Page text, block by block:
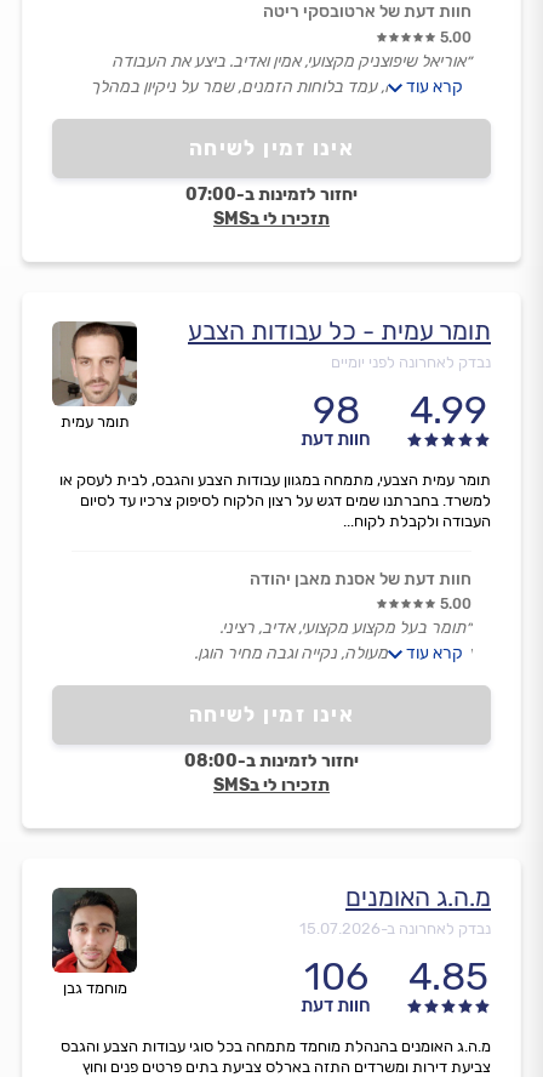
אינו זמין לשיחה
יחזור לזמינות ב-07:00
תזכירו לי בSMS
חוות דעת של ארטובסקי ריטה
5.00
״אוריאל שיפוצניק מקצועי, אמין ואדיב. ביצע את העבודה
ברמה גבוהה, עמד בלוחות הזמנים, שמר על ניקיון במהלך
והמחיר היה הוגן. ממליץ עליו בחום לכל מי שמחפש בעל
קרא עוד
תומר עמית
תומר עמית - כל עבודות הצבע
נבדק לאחרונה לפני יומיים
4.99
98
חוות דעת
אינו זמין לשיחה
יחזור לזמינות ב-08:00
תזכירו לי בSMS
תומר עמית הצבעי, מתמחה במגוון עבודות הצבע והגבס, לבית לעסק או
למשרד. בחברתנו שמים דגש על רצון הלקוח לסיפוק צרכיו עד לסיום
העבודה ולקבלת לקוח...
חוות דעת של אסנת מאבן יהודה
5.00
״תומר בעל מקצוע מקצועי, אדיב, רציני.
עשה עבודה מעולה, נקייה וגבה מחיר הוגן.
קרא עוד
מוחמד גבן
מ.ה.ג האומנים
נבדק לאחרונה ב-15.07.2026
4.85
106
חוות דעת
מ.ה.ג האומנים בהנהלת מוחמד מתמחה בכל סוגי עבודות הצבע והגבס
צביעת דירות ומשרדים התזה בארלס צביעת בתים פרטים פנים וחוץ